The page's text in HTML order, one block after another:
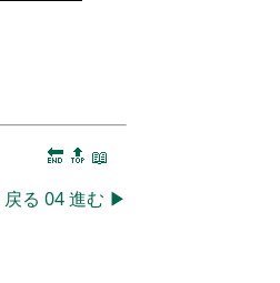
🔚 🔝 📖
戻る 04進む ▶